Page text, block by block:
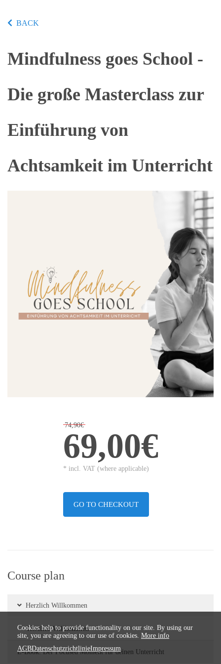
BACK
Mindfulness goes School -
Die große Masterclass zur
Einführung von
Achtsamkeit im Unterricht
74,90€
69,00€
* incl. VAT (where applicable)
GO TO CHECKOUT
Course plan
Herzlich Willkommen
Herzlich Willkommen
E-Book: Der Focused Moment für deinen Unterricht
Cookies help to provide functionality on our site. By using our
site, you are agreeing to our use of cookies. More info
AGBDatenschutzrichtlinieImpressum